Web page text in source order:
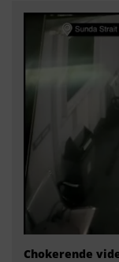
Chokerende